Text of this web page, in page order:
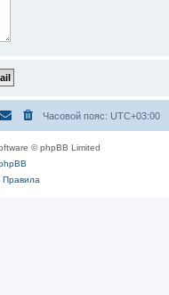
Часовой пояс: UTC+03:00
© phpBB Limited
Правила